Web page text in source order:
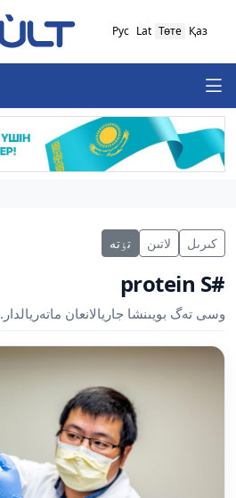
Қаз
Төте
Lat
Рус
كىرىل لاتىن تٶتە
#protein S
وسى تەگ بويىنشا جاريالانعان ماتەريالدار.